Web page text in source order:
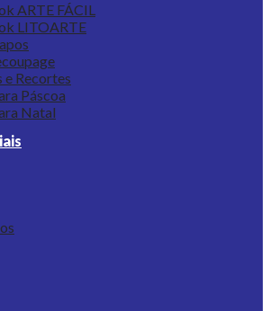
ARTE FÁCIL
LITOARTE
e Recortes
Páscoa
Natal